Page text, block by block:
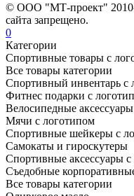
© ООО "МТ-проект" 2010-
сайта запрещено.
0
Категории
Спортивные товары с
Все товары категории
Спортивный инвентарь с
Фитнес подарки с
Велосипедные аксессуары
Мячи с логотипом
Спортивные шейкеры с
Самокаты и гироскутеры
Спортивные аксессуары
Съедобные
Все товары категории